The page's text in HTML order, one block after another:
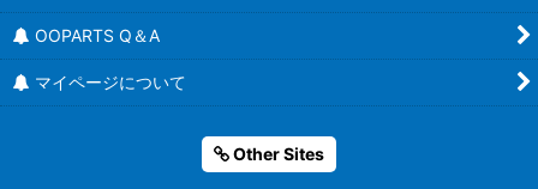
OOPARTS Q＆A
マイページについて
Other Sites